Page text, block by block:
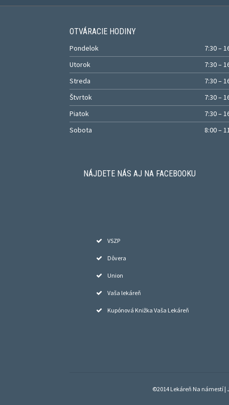
OTVÁRACIE HODINY
Pondelok
7:30 –
Utorok
7:30 –
Streda
7:30 –
Štvrtok
7:30 –
Piatok
7:30 –
Sobota
8:00 –
NÁJDETE NÁS AJ NA FACEBOOKU
VSZP
Dôvera
Union
Vaša lekáreň
Kupónová Knižka Vaša Lekáreň
©2014 Lekáreň Na námestí |